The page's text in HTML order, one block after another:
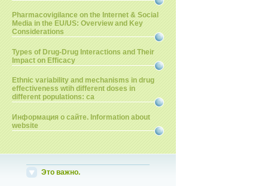
Pharmacovigilance on the Internet & Social
Media in the EU/US: Overview and Key
Considerations
Types of Drug-Drug Interactions and Their
Impact on Efficacy
Ethnic variability and mechanisms in drug
effectiveness wtih different doses in
different populations: ca
Информация о сайте. Information about
website
Это важно.